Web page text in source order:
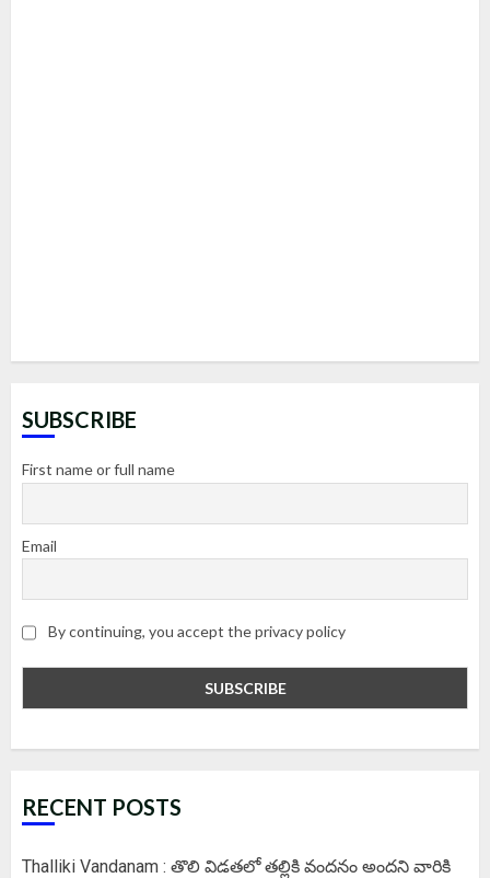
SUBSCRIBE
First name or full name
Email
By continuing, you accept the privacy policy
RECENT POSTS
Thalliki Vandanam : తొలి విడతలో తల్లికి వందనం అందని వారికి